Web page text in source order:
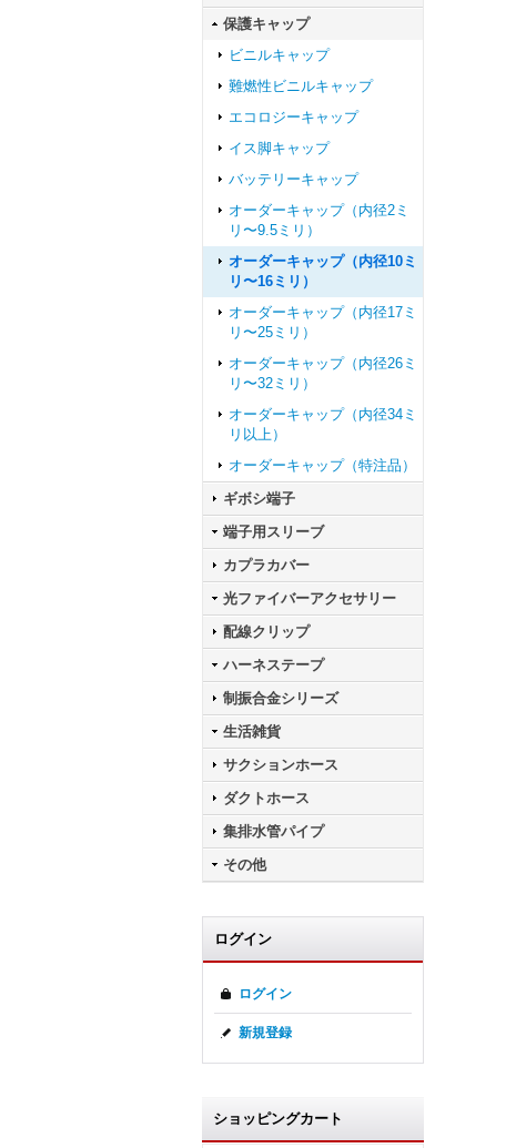
保護キャップ
ビニルキャップ
難燃性ビニルキャップ
エコロジーキャップ
イス脚キャップ
バッテリーキャップ
オーダーキャップ（内径2ミ
リ〜9.5ミリ）
オーダーキャップ（内径10ミ
リ〜16ミリ）
オーダーキャップ（内径17ミ
リ〜25ミリ）
オーダーキャップ（内径26ミ
リ〜32ミリ）
オーダーキャップ（内径34ミ
リ以上）
オーダーキャップ（特注品）
ギボシ端子
端子用スリーブ
カプラカバー
光ファイバーアクセサリー
配線クリップ
ハーネステープ
制振合金シリーズ
生活雑貨
サクションホース
ダクトホース
集排水管パイプ
その他
ログイン
ログイン
新規登録
ショッピングカート